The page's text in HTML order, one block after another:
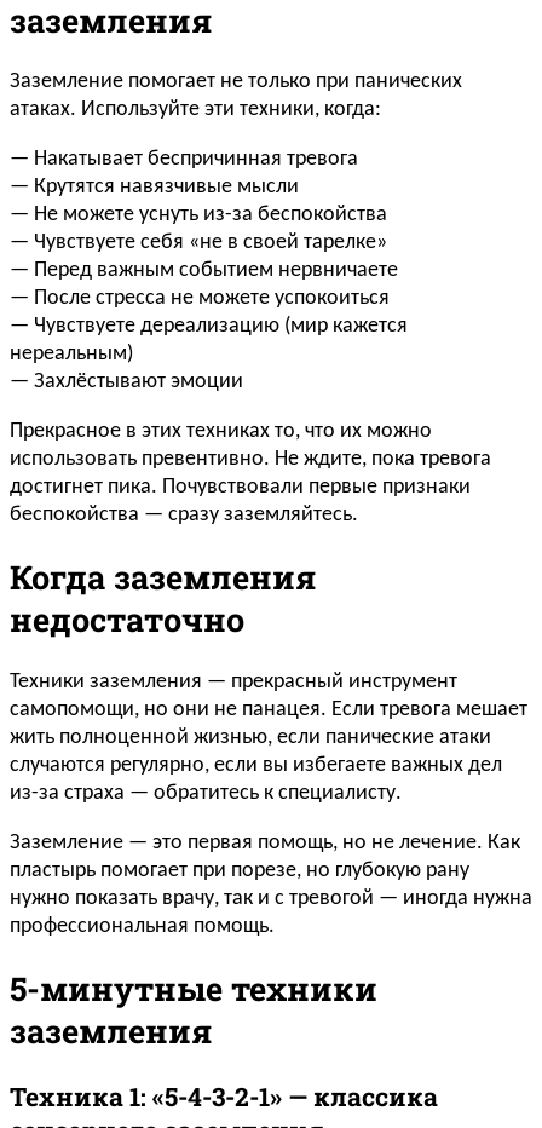
заземления
Заземление помогает не только при панических
атаках. Используйте эти техники, когда:
— Накатывает беспричинная тревога
— Крутятся навязчивые мысли
— Не можете уснуть из-за беспокойства
— Чувствуете себя «не в своей тарелке»
— Перед важным событием нервничаете
— После стресса не можете успокоиться
— Чувствуете дереализацию (мир кажется
нереальным)
— Захлёстывают эмоции
Прекрасное в этих техниках то, что их можно
использовать превентивно. Не ждите, пока тревога
достигнет пика. Почувствовали первые признаки
беспокойства — сразу заземляйтесь.
Когда заземления
недостаточно
Техники заземления — прекрасный инструмент
самопомощи, но они не панацея. Если тревога мешает
жить полноценной жизнью, если панические атаки
случаются регулярно, если вы избегаете важных дел
из-за страха — обратитесь к специалисту.
Заземление — это первая помощь, но не лечение. Как
пластырь помогает при порезе, но глубокую рану
нужно показать врачу, так и с тревогой — иногда нужна
профессиональная помощь.
5-минутные техники
заземления
Техника 1: «5-4-3-2-1» — классика